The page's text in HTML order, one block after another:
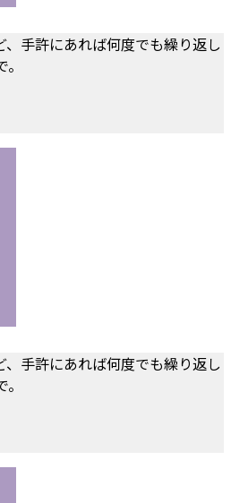
手許にあれば何度でも繰り返し
手許にあれば何度でも繰り返し